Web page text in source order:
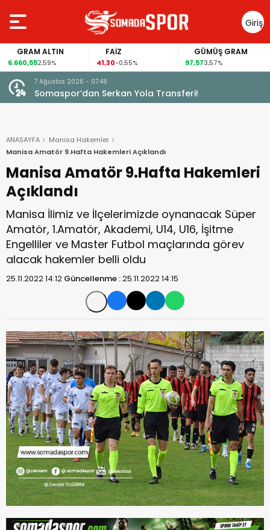
Giriş
Yap
GRAM ALTIN
6.660,552,59%
FAİZ
41,30-0,55%
GÜMÜŞ GRAM
97,573,57%
5 Ağustos 2026 - 10:34
Somaspor’un Grubunda Bir Şok Gelişme Daha
ANASAYFA
Manisa Hakemler
Manisa Amatör 9.Hafta Hakemleri Açıklandı
Manisa Amatör 9.Hafta Hakemleri
Açıklandı
Manisa İlimiz ve İlçelerimizde oynanacak Süper
Amatör, 1.Amatör, Akademi, U14, U16, İşitme
Engelliler ve Master Futbol maçlarında görev
alacak hakemler belli oldu
25.11.2022 14:12 Güncellenme :25.11.2022 14:15